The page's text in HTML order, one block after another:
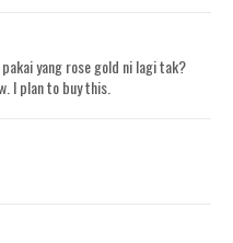
yang rose gold ni lagi tak?
I plan to buy this.